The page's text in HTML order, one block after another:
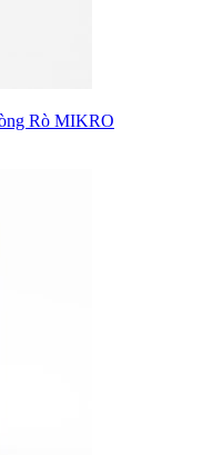
Rò MIKRO